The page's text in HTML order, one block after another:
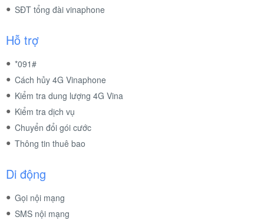
SĐT tổng đài vinaphone
Hỗ trợ
*091#
Cách hủy 4G Vinaphone
Kiểm tra dung lượng 4G Vina
Kiểm tra dịch vụ
Chuyển đổi gói cước
Thông tin thuê bao
Di động
Gọi nội mạng
SMS nội mạng